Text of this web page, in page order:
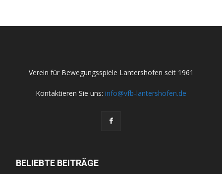
Verein für Bewegungsspiele Lantershofen seit 1961
Kontaktieren Sie uns: info@vfb-lantershofen.de
BELIEBTE BEITRÄGE